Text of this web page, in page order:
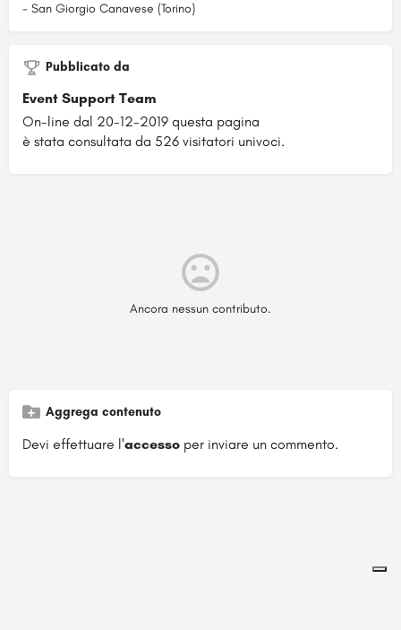
- San Giorgio Canavese (Torino)
Pubblicato da
Event Support Team
On-line dal 20-12-2019 questa pagina
è stata consultata da 526 visitatori univoci.
Ancora nessun contributo.
Aggrega contenuto
Devi effettuare l'accesso per inviare un commento.